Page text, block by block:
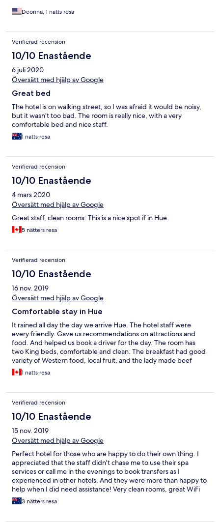
Deonna, 1 natts resa
Verifierad recension
10/10 Enastående
6 juli 2020
Översätt med hjälp av Google
Great bed
The hotel is on walking street, so I was afraid it would be noisy,
but it wasn’t too bad. The room is really nice, with a very
comfortable bed and nice staff.
1 natts resa
Verifierad recension
10/10 Enastående
4 mars 2020
Översätt med hjälp av Google
Great staff, clean rooms. This is a nice spot if in Hue.
5 nätters resa
Verifierad recension
10/10 Enastående
16 nov. 2019
Översätt med hjälp av Google
Comfortable stay in Hue
It rained all day the day we arrive Hue. The hotel staff were
every friendly. Gave us recommendations on attractions and
food. And helped us book a driver for the day. The room has
two King beds, comfortable and clean. The breakfast had good
variety of Western food, local fruit, and the lady made beef
noodle soups for us. You also has a choice of eggs if you don’t
want noodle soup. But her noodle soup was very good.
1 natts resa
Verifierad recension
10/10 Enastående
15 nov. 2019
Översätt med hjälp av Google
Perfect hotel for those who are happy to do their own thing. I
appreciated that the staff didn't chase me to use their spa
services or call me in the evenings to book transfers as I
experienced in other hotels. And they were more than happy to
help when I did need assistance! Very clean rooms, great WiFi
and plenty of breakfast options to make a good start to your
day. Highly recommended and I would consider again if I found
3 nätters resa